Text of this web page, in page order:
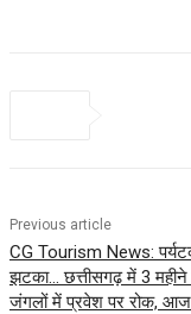
Previous article
CG Tourism News:
झटका… छत्तीसगढ़ में 3
जंगलों में प्रवेश पर रोक,